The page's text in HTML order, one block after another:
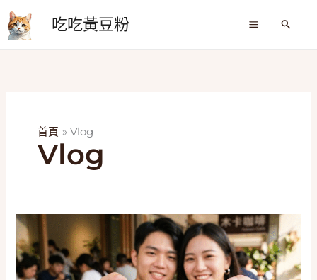
至
主
吃吃黃豆粉
搜
首頁 Vlog
Vlog
手
機
自
拍